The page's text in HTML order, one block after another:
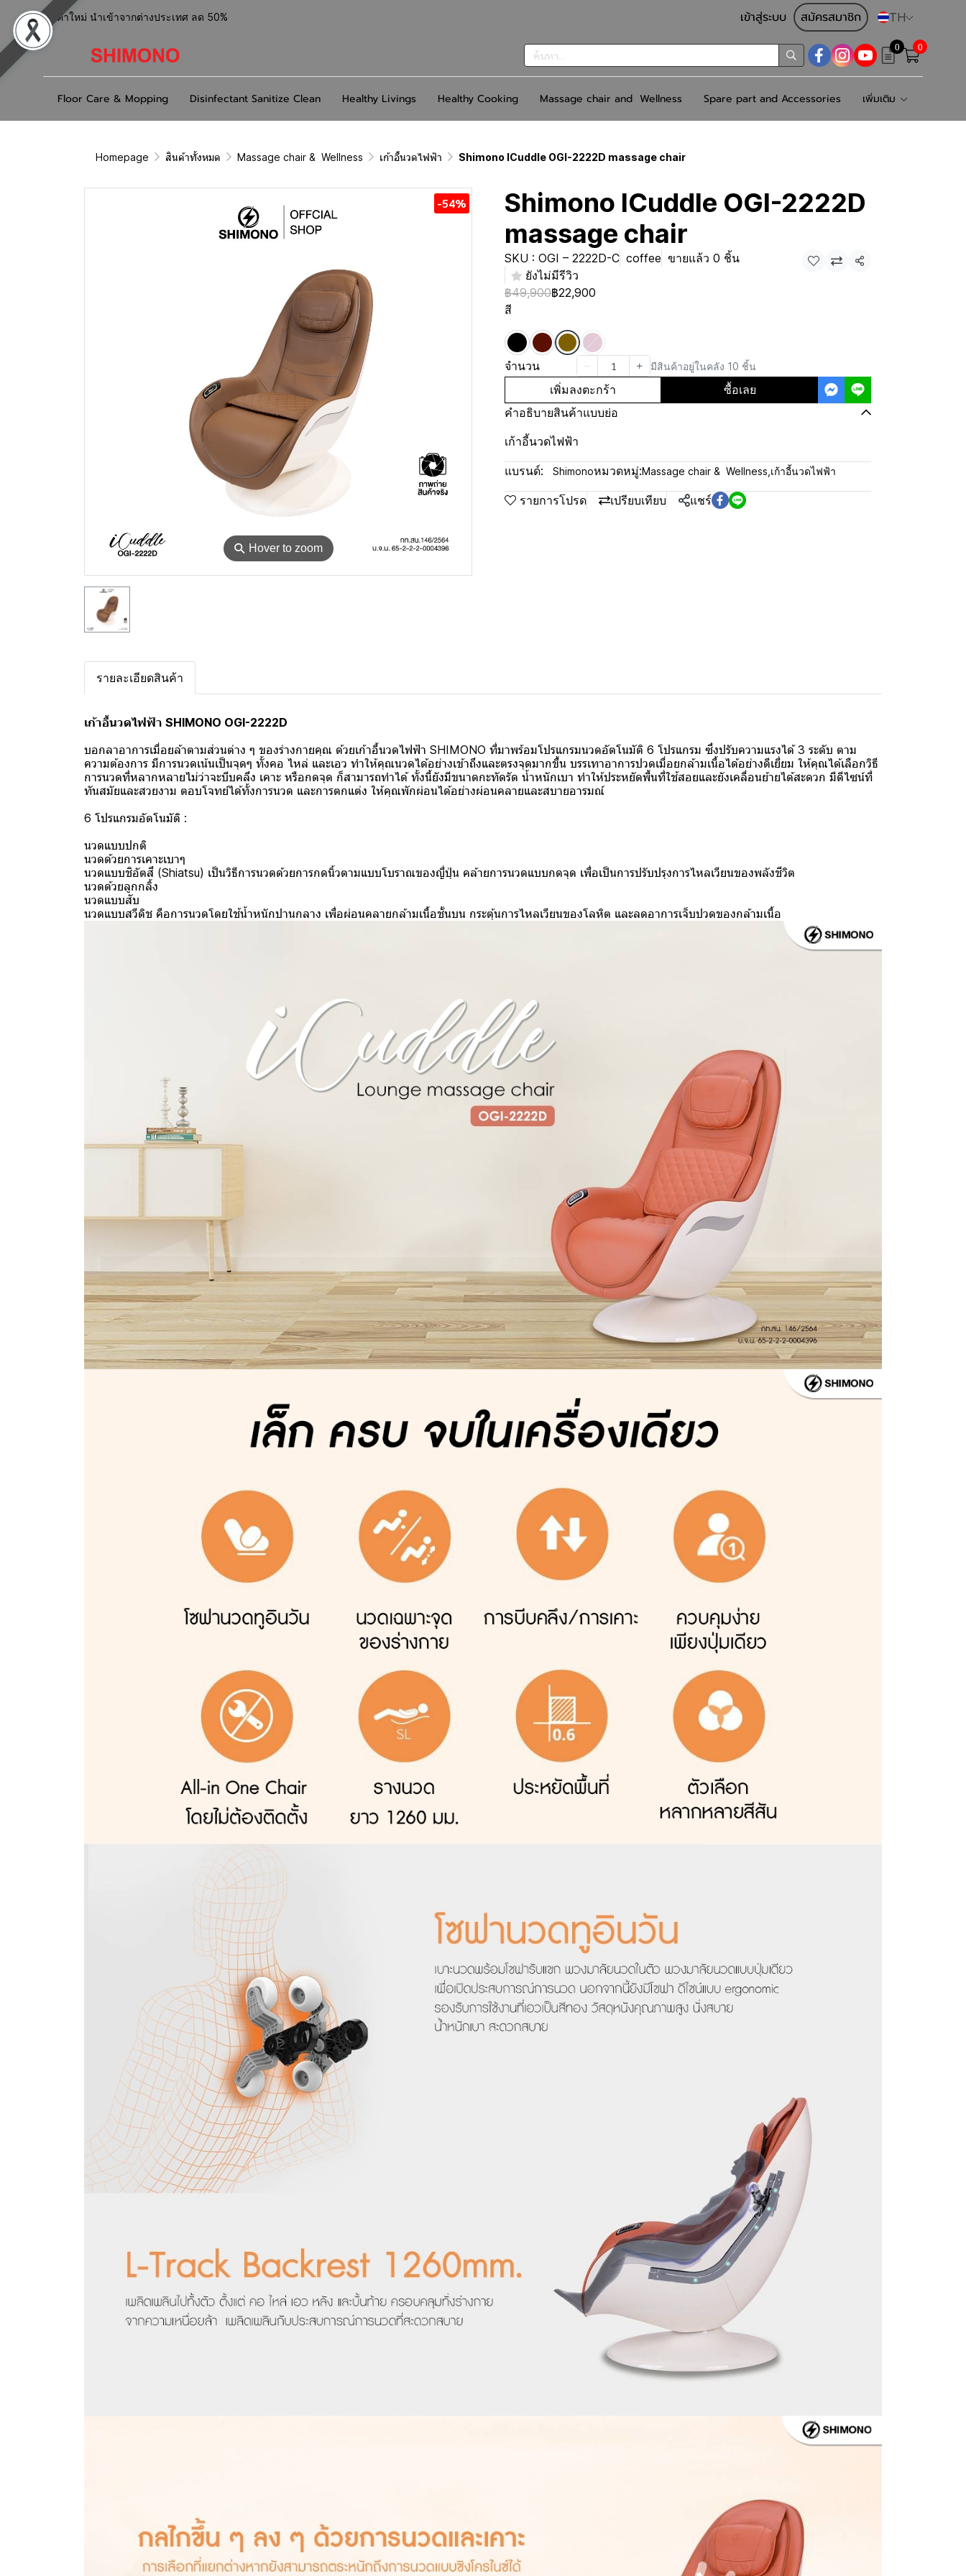
สินค้าใหม่ นำเข้าจากต่างประเทศ ลด 50% เข้าสู่ระบบ สมัครสมาชิก TH
0 0
Floor Care & Mopping Disinfectant Sanitize Clean Healthy Livings Healthy Cooking Massage chair and Wellness Spare part and Accessories เพิ่มเติม
Homepage สินค้าทั้งหมด Massage chair & Wellness เก้าอี้นวดไฟฟ้า Shimono ICuddle OGI-2222D massage chair
⚲ Hover to zoom
-54%
Shimono ICuddle OGI-2222D
massage chair
SKU : OGI – 2222D-C coffee ขายแล้ว 0 ชิ้น
ยังไม่มีรีวิว
แชร์
฿49,900฿22,900
สี
จำนวน มีสินค้าอยู่ในคลัง 10 ชิ้น
เพิ่มลงตะกร้า
ซื้อเลย
คำอธิบายสินค้าแบบย่อ
เก้าอี้นวดไฟฟ้า
แบรนด์: Shimonoหมวดหมู่:Massage chair & Wellness เก้าอี้นวดไฟฟ้า
รายการโปรด เปรียบเทียบ แชร์
รายละเอียดสินค้า
เก้าอี้นวดไฟฟ้า SHIMONO OGI-2222D
บอกลาอาการเมื่อยล้าตามส่วนต่าง ๆ ของร่างกายคุณ ด้วยเก้าอี้นวดไฟฟ้า SHIMONO ที่มาพร้อมโปรแกรมนวดอัตโนมัติ 6 โปรแกรม ซึ่งปรับความแรงได้ 3 ระดับ ตาม
ความต้องการ มีการนวดเน้นเป็นจุดๆ ทั้งคอ ไหล่ และเอว ทำให้คุณนวดได้อย่างเข้าถึงและตรงจุดมากขึ้น บรรเทาอาการปวดเมื่อยกล้ามเนื้อได้อย่างดีเยี่ยม ให้คุณได้เลือกวิธี
การนวดที่หลากหลายไม่ว่าจะบีบคลึง เคาะ หรือกดจุด ก็สามารถทำได้ ทั้งนี้ยังมีขนาดกะทัดรัด น้ำหนักเบา ทำให้ประหยัดพื้นที่ใช้สอยและยังเคลื่อนย้ายได้สะดวก มีดีไซน์ที่
ทันสมัยและสวยงาม ตอบโจทย์ได้ทั้งการนวด และการตกแต่ง ให้คุณพักผ่อนได้อย่างผ่อนคลายและสบายอารมณ์
6 โปรแกรมอัตโนมัติ :
นวดแบบปกติ
นวดด้วยการเคาะเบาๆ
นวดแบบชิอัตสึ (Shiatsu) เป็นวิธีการนวดด้วยการกดนิ้วตามแบบโบราณของญี่ปุ่น คล้ายการนวดแบบกดจุด เพื่อเป็นการปรับปรุงการไหลเวียนของพลังชีวิต
นวดด้วยลูกกลิ้ง
นวดแบบสับ
นวดแบบสวีดิช คือการนวดโดยใช้น้ำหนักปานกลาง เพื่อผ่อนคลายกล้ามเนื้อชั้นบน กระตุ้นการไหลเวียนของโลหิต และลดอาการเจ็บปวดของกล้ามเนื้อ